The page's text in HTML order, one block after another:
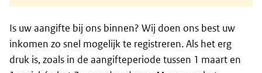
Is uw aangifte bij ons binnen? Wij doen ons best uw
inkomen zo snel mogelijk te registreren. Als het erg
druk is, zoals in de aangifteperiode tussen 1 maart en